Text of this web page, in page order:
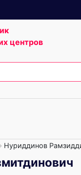
центров
Нуриддинов